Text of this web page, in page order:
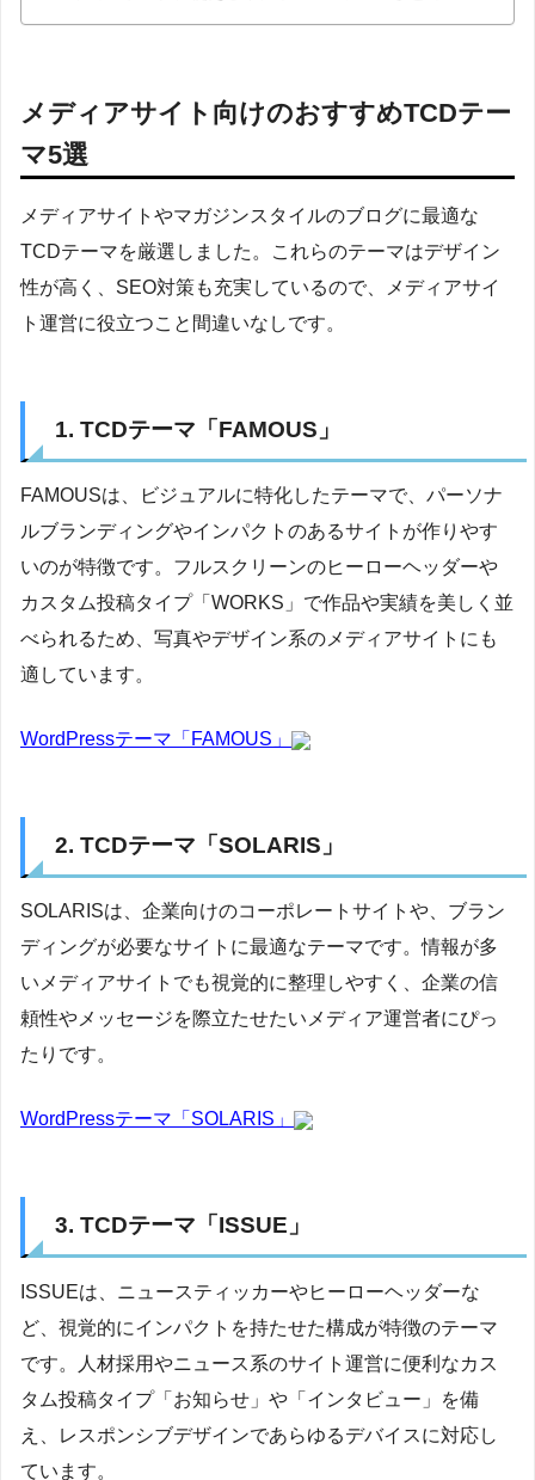
メディアサイト向けのおすすめTCDテー
マ5選
メディアサイトやマガジンスタイルのブログに最適な
TCDテーマを厳選しました。これらのテーマはデザイン
性が高く、SEO対策も充実しているので、メディアサイ
ト運営に役立つこと間違いなしです。
1. TCDテーマ「FAMOUS」
FAMOUSは、ビジュアルに特化したテーマで、パーソナ
ルブランディングやインパクトのあるサイトが作りやす
いのが特徴です。フルスクリーンのヒーローヘッダーや
カスタム投稿タイプ「WORKS」で作品や実績を美しく並
べられるため、写真やデザイン系のメディアサイトにも
適しています。
WordPressテーマ「FAMOUS」
2. TCDテーマ「SOLARIS」
SOLARISは、企業向けのコーポレートサイトや、ブラン
ディングが必要なサイトに最適なテーマです。情報が多
いメディアサイトでも視覚的に整理しやすく、企業の信
頼性やメッセージを際立たせたいメディア運営者にぴっ
たりです。
WordPressテーマ「SOLARIS」
3. TCDテーマ「ISSUE」
ISSUEは、ニュースティッカーやヒーローヘッダーな
ど、視覚的にインパクトを持たせた構成が特徴のテーマ
です。人材採用やニュース系のサイト運営に便利なカス
タム投稿タイプ「お知らせ」や「インタビュー」を備
え、レスポンシブデザインであらゆるデバイスに対応し
ています。